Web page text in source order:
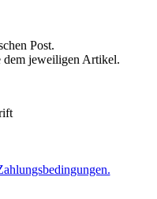
Post.
dem jeweiligen Artikel.